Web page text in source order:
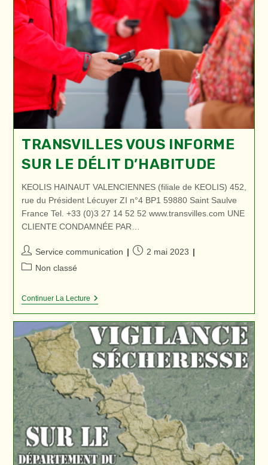
TRANSVILLES VOUS INFORME
SUR LE DÉLIT D’HABITUDE
KEOLIS HAINAUT VALENCIENNES (filiale de KEOLIS) 452,
rue du Président Lécuyer ZI n°4 BP1 59880 Saint Saulve
France Tel. +33 (0)3 27 14 52 52 www.transvilles.com UNE
CLIENTE CONDAMNÉE PAR…
Auteur/autrice
de
Service communication
Publication
2 mai 2023
PostNon classé
Continuer La LectureTransvilles
Sur
Le
Délit
D’habitude